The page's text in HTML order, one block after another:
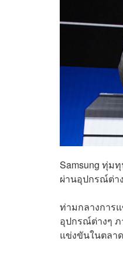
Samsung ทุ่ม
ผ่านอุปกรณ์ต่า
ท่ามกลางการ
อุปกรณ์ต่างๆ ภ
แข่งขันในตลาด